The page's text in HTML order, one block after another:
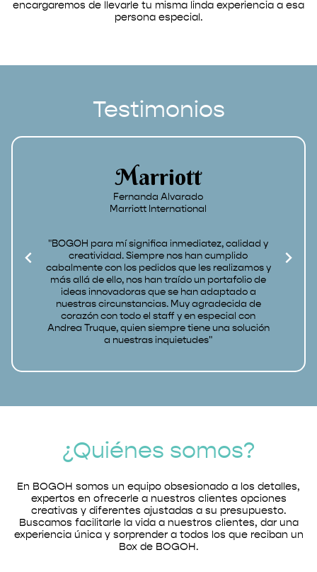
encargaremos de llevarle tu misma linda experiencia a esa
persona especial.
Testimonios
Marriott
Fernanda Alvarado
Marriott International
"BOGOH para mí significa inmediatez, calidad y
creatividad. Siempre nos han cumplido
cabalmente con los pedidos que les realizamos y
más allá de ello, nos han traído un portafolio de
ideas innovadoras que se han adaptado a
nuestras circunstancias. Muy agradecida de
corazón con todo el staff y en especial con
Andrea Truque, quien siempre tiene una solución
a nuestras inquietudes"
¿Quiénes somos?
En BOGOH somos un equipo obsesionado a los detalles,
expertos en ofrecerle a nuestros clientes opciones
creativas y diferentes ajustadas a su presupuesto.
Buscamos facilitarle la vida a nuestros clientes, dar una
experiencia única y sorprender a todos los que reciban un
Box de BOGOH.